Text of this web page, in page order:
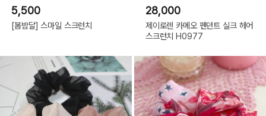
5,500
[봄밤달] 스마일 스크런치
28,000
제이로렌 카메오 펜던트 실크 헤어
스크런치 H0977